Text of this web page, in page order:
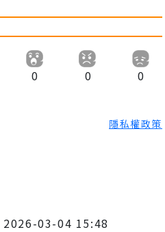
0 0 0
隱私權政策
2026-03-04 15:48